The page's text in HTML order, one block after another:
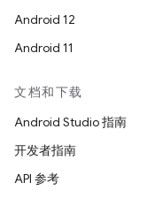
Android 12
Android 11
文档和下载
Android Studio 指南
开发者指南
API 参考